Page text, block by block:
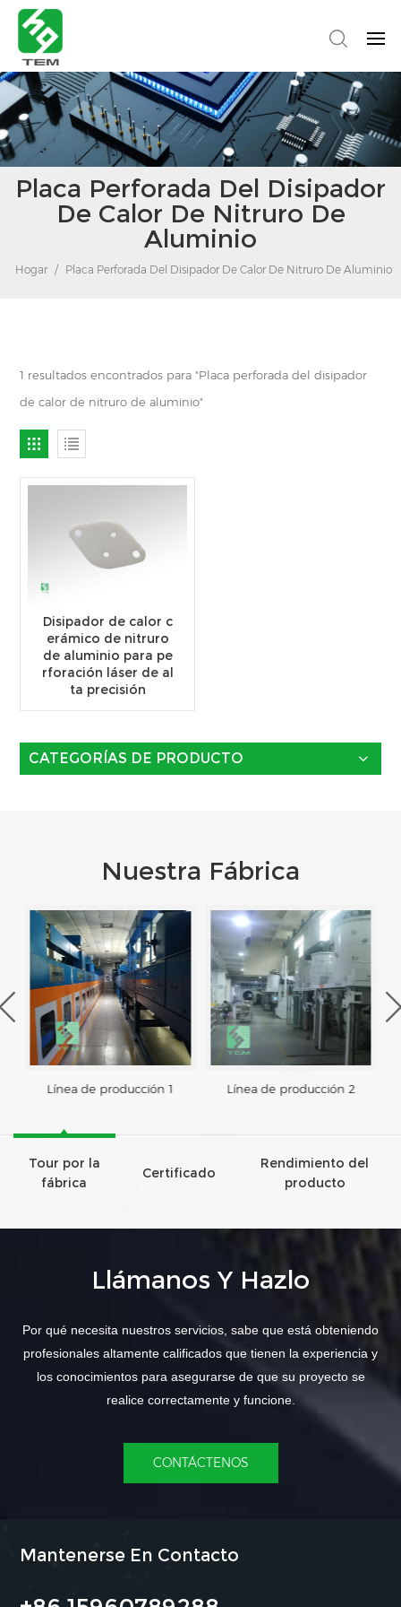
Placa Perforada Del Disipador
De Calor De Nitruro De
Aluminio
Hogar / Placa Perforada Del Disipador De Calor De Nitruro De Aluminio
1 resultados encontrados para "Placa perforada del disipador
de calor de nitruro de aluminio"
Disipador de calor c
erámico de nitruro
de aluminio para pe
rforación láser de al
ta precisión
CATEGORÍAS DE PRODUCTO
Nuestra Fábrica
Línea de producción 1 Línea de producción 2
Tour por la
fábrica
Certificado
Rendimiento del
producto
Llámanos Y Hazlo
Por qué necesita nuestros servicios, sabe que está obteniendo
profesionales altamente calificados que tienen la experiencia y
los conocimientos para asegurarse de que su proyecto se
realice correctamente y funcione.
CONTÁCTENOS
Mantenerse En Contacto